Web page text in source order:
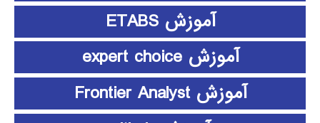
آموزش ETABS
آموزش expert choice
آموزش Frontier Analyst